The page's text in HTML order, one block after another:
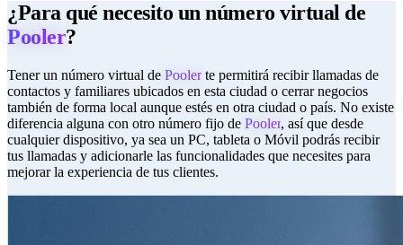
¿Para qué necesito un número virtual de
Pooler?
Tener un número virtual de Pooler te permitirá recibir llamadas de
contactos y familiares ubicados en esta ciudad o cerrar negocios
también de forma local aunque estés en otra ciudad o país. No existe
diferencia alguna con otro número fijo de Pooler, así que desde
cualquier dispositivo, ya sea un PC, tableta o Móvil podrás recibir
tus llamadas y adicionarle las funcionalidades que necesites para
mejorar la experiencia de tus clientes.